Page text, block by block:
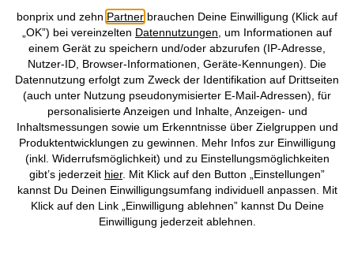
sind klassisch, sprich normal und gerade, geschnitten. Das ist
unser Regular Fit. Wähle zwischen Jacken, die bis zur Hüfte
reichen und Parkas, die auch Deine Hosentaschen bedecken.
Farbe: Bei bonprix findest Du übergrosse Winterjacken in
eleganten, gedeckten Farben. Neben einfarbigen schwarzen,
braunen und grauen Modellen gibt es Ausführungen in Blau
oder Grün. Möchtest Du einen stylischen Akzent setzen,
kannst Du zur Jacke mit Karos oder Streifen greifen.
Funktion: Gerade bei schlechtem Wetter oder kalten
Temperaturen müssen Winterjacken mehr können als nur gut
aussehen. Deshalb überzeugen viele unserer Plus-Size-
Winterjacken für Herren mit besonderen
Produkteigenschaften. So schützen Dich wind- und
Unser Angebot
Unser Unternehmen
Topkategorien / Saisonales
Mehr von bonprix auf
Preisangaben inkl. gesetzl. MwSt. und zzgl.
bonprix und zehn Partner brauchen Deine Einwilligung (Klick auf
„OK”) bei vereinzelten Datennutzungen , um Informationen auf
einem Gerät zu speichern und/oder abzurufen (IP-Adresse,
Nutzer-ID, Browser-Informationen, Geräte-Kennungen). Die
Datennutzung erfolgt zum Zweck der Identifikation auf Drittseiten
(auch unter Nutzung pseudonymisierter E-Mail-Adressen), für
personalisierte Anzeigen und Inhalte, Anzeigen- und
Inhaltsmessungen sowie um Erkenntnisse über Zielgruppen und
Produktentwicklungen zu gewinnen. Mehr Infos zur Einwilligung
(inkl. Widerrufsmöglichkeit) und zu Einstellungsmöglichkeiten
gibt’s jederzeit hier. Mit Klick auf den Button „Einstellungen”
kannst Du Deinen Einwilligungsumfang individuell anpassen. Mit
Klick auf den Link „Einwilligung ablehnen” kannst Du Deine
Einwilligung jederzeit ablehnen.